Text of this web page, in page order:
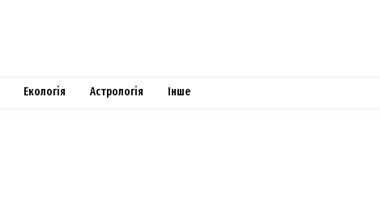
Екологія Астрологія Інше